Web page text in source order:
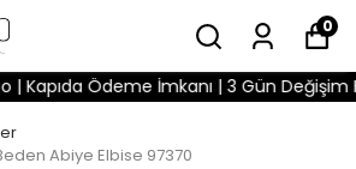
0
Kapıda Ödeme İmkanı | 3 Gün Değişim
Abiye Elbise 97370